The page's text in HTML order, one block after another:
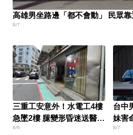
高雄男坐路邊「都不會動」 民眾靠
8/7
三重工安意外！水電工4樓
急墜2樓 腿變形昏迷送醫搶
救
8/6
台中
妹害
8/7